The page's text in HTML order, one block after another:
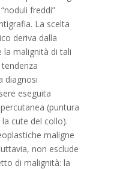
freddi”
La scelta
deriva dalla
la malignità di tali
diagnosi
eseguita
(puntura
cute del collo).
maligne
non esclude
di malignità: la